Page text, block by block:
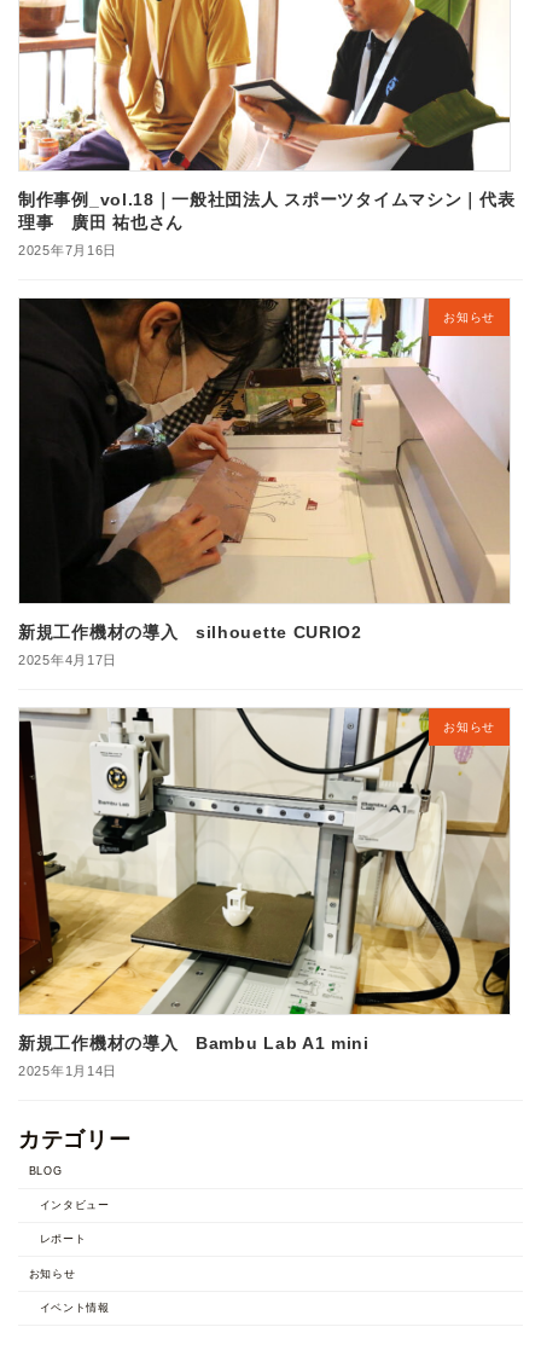
制作事例_vol.18｜一般社団法人 スポーツタイムマシン｜代表
理事 廣田 祐也さん
2025年7月16日
お知らせ
新規工作機材の導入 silhouette CURIO2
2025年4月17日
お知らせ
新規工作機材の導入 Bambu Lab A1 mini
2025年1月14日
カテゴリー
BLOG
インタビュー
レポート
お知らせ
イベント情報